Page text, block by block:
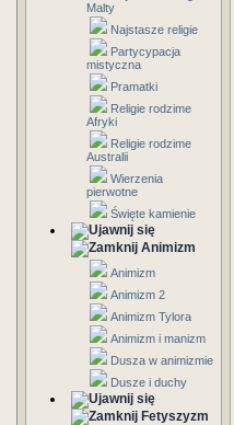
Malty
Najstasze religie
Partycypacja
mistyczna
Pramatki
Religie rodzime
Afryki
Religie rodzime
Australii
Wierzenia
pierwotne
Święte kamienie
Animizm
Animizm
Animizm 2
Animizm Tylora
Animizm i manizm
Dusza w animizmie
Dusze i duchy
Fetyszyzm